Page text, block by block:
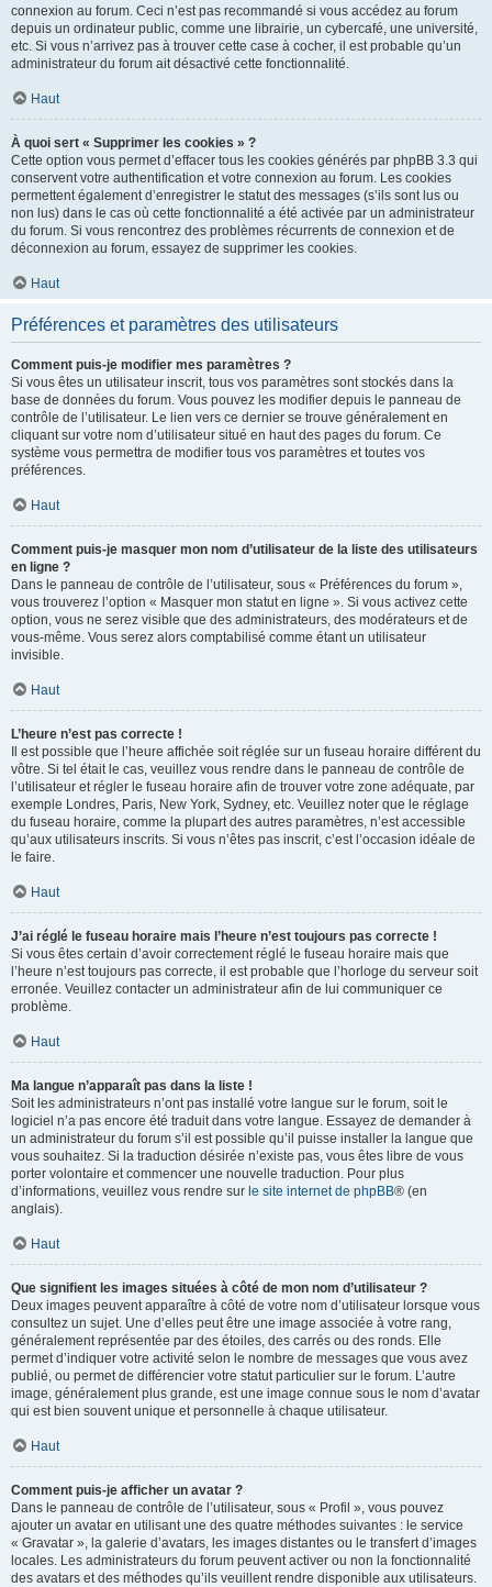
connexion au forum. Ceci n’est pas recommandé si vous accédez au forum
depuis un ordinateur public, comme une librairie, un cybercafé, une université,
etc. Si vous n’arrivez pas à trouver cette case à cocher, il est probable qu’un
administrateur du forum ait désactivé cette fonctionnalité.
Haut
À quoi sert « Supprimer les cookies » ?
Cette option vous permet d’effacer tous les cookies générés par phpBB 3.3 qui
conservent votre authentification et votre connexion au forum. Les cookies
permettent également d’enregistrer le statut des messages (s’ils sont lus ou
non lus) dans le cas où cette fonctionnalité a été activée par un administrateur
du forum. Si vous rencontrez des problèmes récurrents de connexion et de
déconnexion au forum, essayez de supprimer les cookies.
Haut
Préférences et paramètres des utilisateurs
Comment puis-je modifier mes paramètres ?
Si vous êtes un utilisateur inscrit, tous vos paramètres sont stockés dans la
base de données du forum. Vous pouvez les modifier depuis le panneau de
contrôle de l’utilisateur. Le lien vers ce dernier se trouve généralement en
cliquant sur votre nom d’utilisateur situé en haut des pages du forum. Ce
système vous permettra de modifier tous vos paramètres et toutes vos
préférences.
Haut
Comment puis-je masquer mon nom d’utilisateur de la liste des utilisateurs
en ligne ?
Dans le panneau de contrôle de l’utilisateur, sous « Préférences du forum »,
vous trouverez l’option « Masquer mon statut en ligne ». Si vous activez cette
option, vous ne serez visible que des administrateurs, des modérateurs et de
vous-même. Vous serez alors comptabilisé comme étant un utilisateur
invisible.
Haut
L’heure n’est pas correcte !
Il est possible que l’heure affichée soit réglée sur un fuseau horaire différent du
vôtre. Si tel était le cas, veuillez vous rendre dans le panneau de contrôle de
l’utilisateur et régler le fuseau horaire afin de trouver votre zone adéquate, par
exemple Londres, Paris, New York, Sydney, etc. Veuillez noter que le réglage
du fuseau horaire, comme la plupart des autres paramètres, n’est accessible
qu’aux utilisateurs inscrits. Si vous n’êtes pas inscrit, c’est l’occasion idéale de
le faire.
Haut
J’ai réglé le fuseau horaire mais l’heure n’est toujours pas correcte !
Si vous êtes certain d’avoir correctement réglé le fuseau horaire mais que
l’heure n’est toujours pas correcte, il est probable que l’horloge du serveur soit
erronée. Veuillez contacter un administrateur afin de lui communiquer ce
problème.
Haut
Ma langue n’apparaît pas dans la liste !
Soit les administrateurs n’ont pas installé votre langue sur le forum, soit le
logiciel n’a pas encore été traduit dans votre langue. Essayez de demander à
un administrateur du forum s’il est possible qu’il puisse installer la langue que
vous souhaitez. Si la traduction désirée n’existe pas, vous êtes libre de vous
porter volontaire et commencer une nouvelle traduction. Pour plus
d’informations, veuillez vous rendre sur le site internet de phpBB® (en
anglais).
Haut
Que signifient les images situées à côté de mon nom d’utilisateur ?
Deux images peuvent apparaître à côté de votre nom d’utilisateur lorsque vous
consultez un sujet. Une d’elles peut être une image associée à votre rang,
généralement représentée par des étoiles, des carrés ou des ronds. Elle
permet d’indiquer votre activité selon le nombre de messages que vous avez
publié, ou permet de différencier votre statut particulier sur le forum. L’autre
image, généralement plus grande, est une image connue sous le nom d’avatar
qui est bien souvent unique et personnelle à chaque utilisateur.
Haut
Comment puis-je afficher un avatar ?
Dans le panneau de contrôle de l’utilisateur, sous « Profil », vous pouvez
ajouter un avatar en utilisant une des quatre méthodes suivantes : le service
« Gravatar », la galerie d’avatars, les images distantes ou le transfert d’images
locales. Les administrateurs du forum peuvent activer ou non la fonctionnalité
des avatars et des méthodes qu’ils veuillent rendre disponible aux utilisateurs.